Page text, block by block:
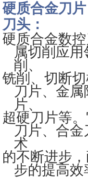
硬质合金刀
刀头：
硬质合金数
属切削应
削、
铣削、切断
刀片、金
片、
超硬刀片等
刀片、合
术
的不断进步
步的提高